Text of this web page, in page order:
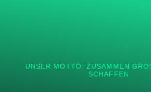
UNSER MOTTO: ZUSAMMEN
CHAFFEN